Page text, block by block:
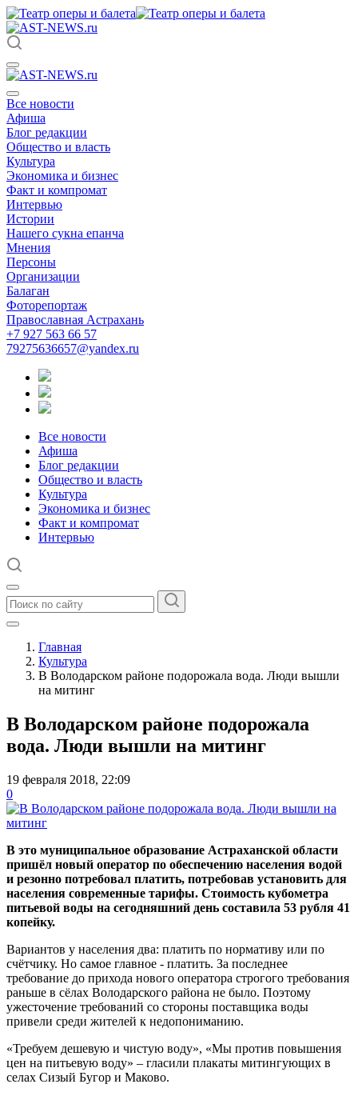
Все новости
Афиша
Блог редакции
Общество и власть
Культура
Экономика и бизнес
Факт и компромат
Интервью
Истории
Нашего сукна епанча
Мнения
Персоны
Организации
Балаган
Фоторепортаж
Православная Астрахань
+7 927 563 66 57
79275636657@yandex.ru
Все новости
Афиша
Блог редакции
Общество и власть
Культура
Экономика и бизнес
Факт и компромат
Интервью
Главная
Культура
В Володарском районе подорожала вода. Люди вышли
на митинг
В Володарском районе подорожала
вода. Люди вышли на митинг
19 февраля 2018, 22:09
0
В это муниципальное образование Астраханской области
пришёл новый оператор по обеспечению населения водой
и резонно потребовал платить, потребовав установить для
населения современные тарифы. Стоимость кубометра
питьевой воды на сегодняшний день составила 53 рубля 41
копейку.
Вариантов у населения два: платить по нормативу или по
счётчику. Но самое главное - платить. За последнее
требование до прихода нового оператора строгого требования
раньше в сёлах Володарского района не было. Поэтому
ужесточение требований со стороны поставщика воды
привели среди жителей к недопониманию.
«Требуем дешевую и чистую воду», «Мы против повышения
цен на питьевую воду» – гласили плакаты митингующих в
селах Сизый Бугор и Маково.